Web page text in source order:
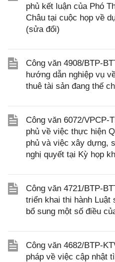
phủ kết luận của Phó
Châu tại cuộc họp về
(sửa đổi)
Công văn 4908/BTP-
hướng dẫn nghiệp vụ
thuê tài sản đang thế
Công văn 6072/VPCP-
phủ về việc thực hiện
phủ và việc xây dựng,
nghị quyết tại Kỳ họp
Công văn 4721/BTP-
triển khai thi hành Luật
bổ sung một số điều
Công văn 4682/BTP-
pháp về việc cập nhật